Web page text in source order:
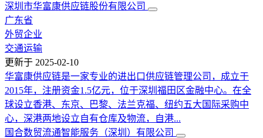
深圳市华富康供应链股份有限公司
广东省
外贸企业
交通运输
更新于 2025-02-10
华富康供应链是一家专业的进出口供应链管理公司，成立于
2015年，注册资金1.5亿元，位于深圳福田区金融中心。在全
球设立香港、东京、巴黎、法兰克福、纽约五大国际采购中
心，深港两地设立自有仓库及物流，自港...
国合数贸流通智能服务（深圳）有限公司